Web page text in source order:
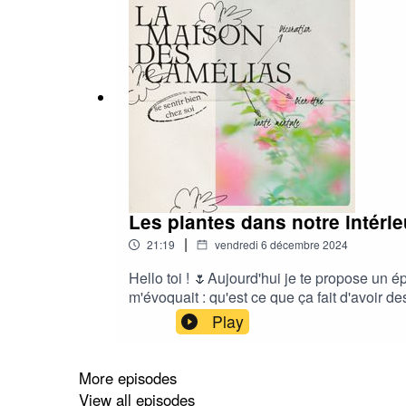
Les plantes dans notre
21:19 | vendredi 6 décembre 2024
Hello toi ! 🌷Aujourd'hui je te propose un
m'évoquait : qu'est ce que ça fait d'avoir
savoir si ça a un impact sur notre
épisode je te propose pleins d'idées pour
rendu hihi ! Bref le voilà rien que pour toi :
plaira, n'hésite pas à me le faire savoir en
Play
More episodes
View all episodes